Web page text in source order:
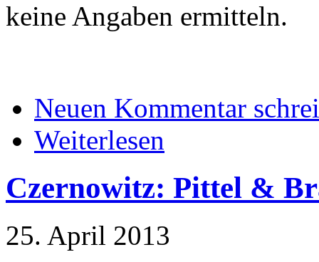
keine Angaben ermitteln.
Neuen Kommentar
Weiterlesen
Czernowitz: Pittel &
25. April 2013